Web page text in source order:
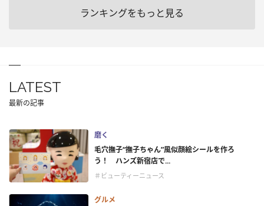
ランキングをもっと見る
LATEST
最新の記事
磨く
毛穴撫子“撫子ちゃん”風似顔絵シールを作ろ
う！ ハンズ新宿店で...
＃ビューティーニュース
グルメ